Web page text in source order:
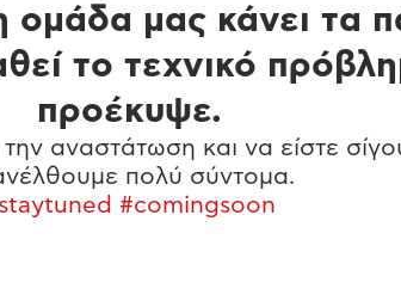
ομάδα μας κάνει τα
το τεχνικό
προέκυψε.
αναστάτωση και να είστε
πολύ σύντομα.
#comingsoon